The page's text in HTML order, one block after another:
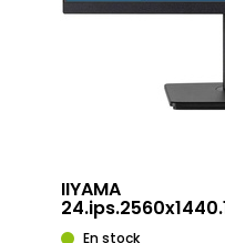
IIYAMA
En stock